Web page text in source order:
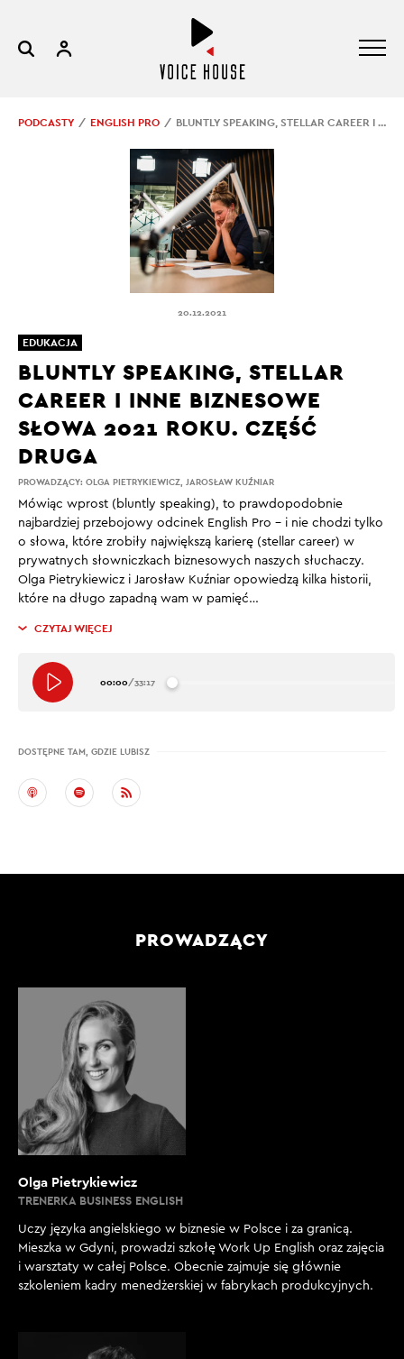
PODCASTY ENGLISH PRO BLUNTLY SPEAKING, STELLAR CAREER I INNE BIZNESOWE SŁOWA 2021 ROKU. CZĘŚĆ DRUGA
20.12.2021
PROWADZĄCY: OLGA PIETRYKIEWICZ, JAROSŁAW KUŹNIAR
BLUNTLY SPEAKING, STELLAR
CAREER I INNE BIZNESOWE
SŁOWA 2021 ROKU. CZĘŚĆ
DRUGA
Mówiąc wprost (bluntly speaking), to prawdopodobnie
najbardziej przebojowy odcinek English Pro – i nie chodzi tylko
o słowa, które zrobiły największą karierę (stellar career) w
prywatnych słowniczkach biznesowych naszych słuchaczy.
Olga Pietrykiewicz i Jarosław Kuźniar opowiedzą kilka historii,
które na długo zapadną wam w pamięć…
CZYTAJ WIĘCEJ
00:00/33:17
DOSTĘPNE TAM, GDZIE LUBISZ
EDUKACJA
PROWADZĄCY
Olga Pietrykiewicz
TRENERKA BUSINESS ENGLISH
Uczy języka angielskiego w biznesie w Polsce i za granicą.
Mieszka w Gdyni, prowadzi szkołę Work Up English oraz zajęcia
i warsztaty w całej Polsce. Obecnie zajmuje się głównie
szkoleniem kadry menedżerskiej w fabrykach produkcyjnych.